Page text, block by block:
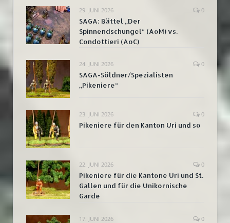
29. JUNI 2026 0
SAGA: Bättel „Der
Spinnendschungel“ (AoM) vs.
Condottieri (AoC)
24. JUNI 2026 0
SAGA-Söldner/Spezialisten
„Pikeniere“
23. JUNI 2026 0
Pikeniere für den Kanton Uri und so
22. JUNI 2026 0
Pikeniere für die Kantone Uri und St.
Gallen und für die Unikornische
Garde
17. JUNI 2026 0